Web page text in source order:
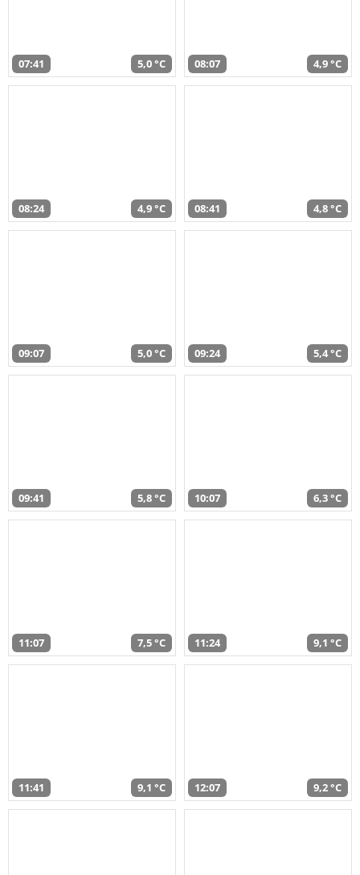
07:41 5,0 °C 08:07 4,9 °C
08:24 4,9 °C 08:41 4,8 °C
09:07 5,0 °C 09:24 5,4 °C
09:41 5,8 °C 10:07 6,3 °C
11:07 7,5 °C 11:24 9,1 °C
11:41 9,1 °C 12:07 9,2 °C